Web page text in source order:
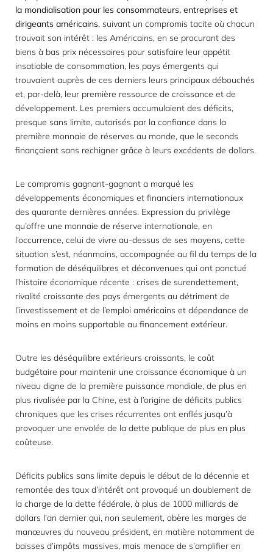
la mondialisation pour les consommateurs, entreprises et
dirigeants américains, suivant un compromis tacite où chacun
trouvait son intérêt : les Américains, en se procurant des
biens à bas prix nécessaires pour satisfaire leur appétit
insatiable de consommation, les pays émergents qui
trouvaient auprès de ces derniers leurs principaux débouchés
et, par-delà, leur première ressource de croissance et de
développement. Les premiers accumulaient des déficits,
presque sans limite, autorisés par la confiance dans la
première monnaie de réserves au monde, que le seconds
finançaient sans rechigner grâce à leurs excédents de dollars.
Le compromis gagnant-gagnant a marqué les
développements économiques et financiers internationaux
des quarante dernières années. Expression du privilège
qu’offre une monnaie de réserve internationale, en
l’occurrence, celui de vivre au-dessus de ses moyens, cette
situation s’est, néanmoins, accompagnée au fil du temps de la
formation de déséquilibres et déconvenues qui ont ponctué
l’histoire économique récente : crises de surendettement,
rivalité croissante des pays émergents au détriment de
l’investissement et de l’emploi américains et dépendance de
moins en moins supportable au financement extérieur.
Outre les déséquilibre extérieurs croissants, le coût
budgétaire pour maintenir une croissance économique à un
niveau digne de la première puissance mondiale, de plus en
plus rivalisée par la Chine, est à l’origine de déficits publics
chroniques que les crises récurrentes ont enflés jusqu’à
provoquer une envolée de la dette publique de plus en plus
coûteuse.
Déficits publics sans limite depuis le début de la décennie et
remontée des taux d’intérêt ont provoqué un doublement de
la charge de la dette fédérale, à plus de 1000 milliards de
dollars l’an dernier qui, non seulement, obère les marges de
manœuvres du nouveau président, en matière notamment de
baisses d’impôts massives, mais menace de s’amplifier en